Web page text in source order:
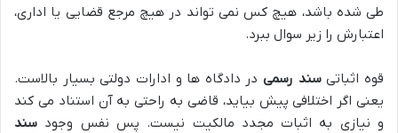
طی شده باشد، هیچ کس نمی تواند در هیچ مرجع قضایی یا اداری،
اعتبارش را زیر سوال ببرد.
قوه اثباتیسند رسمیدر دادگاه ها و ادارات دولتی بسیار بالاست.
یعنی اگر اختلافی پیش بیاید، قاضی به راحتی به آن استناد می کند
و نیازی به اثبات مجدد مالکیت نیست. پس نفس وجود سند